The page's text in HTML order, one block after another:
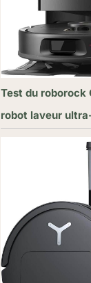
Test du roborock
robot laveur